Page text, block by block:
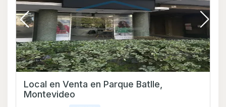
Local en Venta en Parque Batlle,
Montevideo